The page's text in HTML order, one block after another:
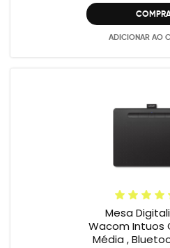
ADICIONAR AO
Mesa
Wacom Intuos
Média ,